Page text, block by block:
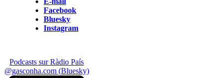
Facebook
Bluesky
Instagram
Podcasts sur Ràdio País
@gasconha.com (Bluesky)